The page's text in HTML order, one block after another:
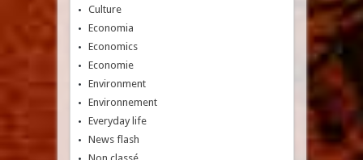
Culture
Economia
Economics
Economie
Environment
Environnement
Everyday life
News flash